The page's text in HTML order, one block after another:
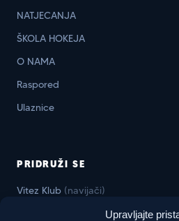
Upravljajte
NATJECANJA
ŠKOLA HOKEJA
O NAMA
Raspored
Ulaznice
PRIDRUŽI SE
Vitez Klub (navijači)
(firme)